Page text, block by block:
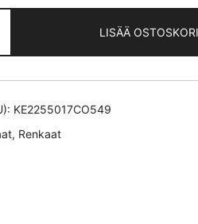
LISÄÄ
KE2255017CO549
, Renkaat